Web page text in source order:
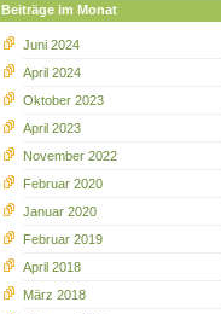
Beiträge im Monat
Juni 2024
April 2024
Oktober 2023
April 2023
November 2022
Februar 2020
Januar 2020
Februar 2019
April 2018
März 2018